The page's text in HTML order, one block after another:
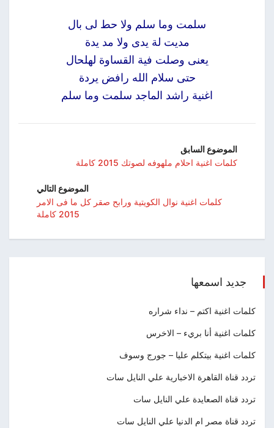
سلمت وما سلم ولا حط لى بال
مديت لة يدى ولا مد يدة
يعنى وصلت فية القساوة لهلحال
حتى سلام الله رافض يردة
اغنية راشد الماجد سلمت وما سلم
الموضوع السابق
كلمات اغنية احلام ملهوفه لصوتك 2015 كاملة
الموضوع التالي
كلمات اغنية نوال الكويتية ورابح صقر كل ما فى الامر
2015 كاملة
جديد اسمعها
كلمات اغنية اكتم – نداء شراره
كلمات اغنية أنا بريء – الاخرس
كلمات اغنية بيتكلم عليا – جورج وسوف
تردد قناة القاهرة الاخبارية علي النايل سات
تردد قناة الصعايدة علي النايل سات
تردد قناة مصر ام الدنيا علي النايل سات